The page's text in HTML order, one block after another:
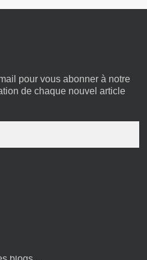
pour vous abonner à notre
de chaque nouvel article
blogs ...